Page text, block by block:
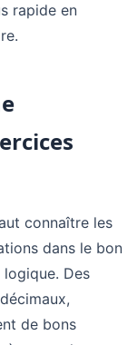
rapide en
connaître les
dans le bon
Des
de bons